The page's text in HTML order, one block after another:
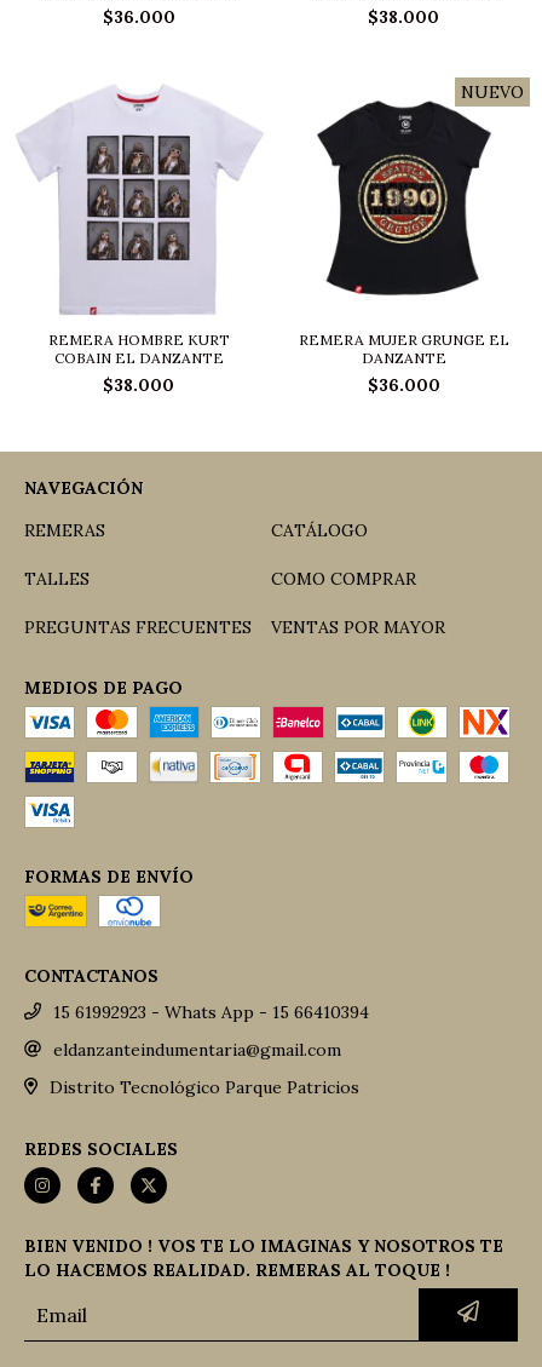
$36.000 $38.000
REMERA HOMBRE KURT
COBAIN EL DANZANTE
$38.000
NUEVO
REMERA MUJER GRUNGE EL
DANZANTE
$36.000
NAVEGACIÓN
REMERAS
CATÁLOGO
TALLES COMO COMPRAR
PREGUNTAS FRECUENTES VENTAS POR MAYOR
MEDIOS DE PAGO
FORMAS DE ENVÍO
CONTACTANOS
15 61992923 - Whats App - 15 66410394
eldanzanteindumentaria@gmail.com
Distrito Tecnológico Parque Patricios
REDES SOCIALES
BIEN VENIDO ! VOS TE LO IMAGINAS Y NOSOTROS TE
LO HACEMOS REALIDAD. REMERAS AL TOQUE !